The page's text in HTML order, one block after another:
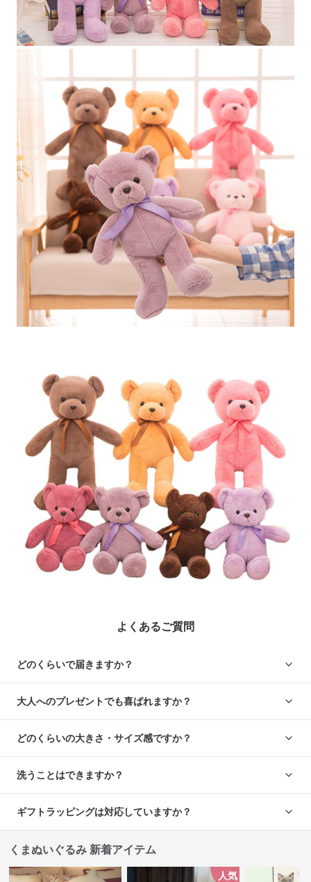
よくあるご質問
どのくらいで届きますか？
大人へのプレゼントでも喜ばれますか？
どのくらいの大きさ・サイズ感ですか？
洗うことはできますか？
ギフトラッピングは対応していますか？
くまぬいぐるみ 新着アイテム
人気